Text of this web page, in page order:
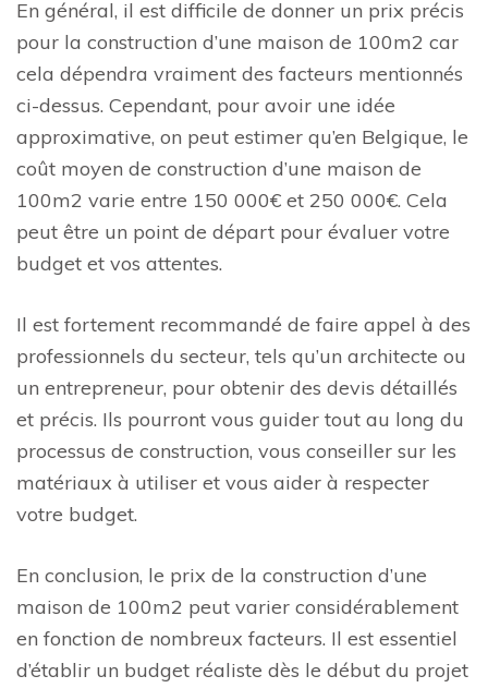
En général, il est difficile de donner un prix précis
pour la construction d’une maison de 100m2 car
cela dépendra vraiment des facteurs mentionnés
ci-dessus. Cependant, pour avoir une idée
approximative, on peut estimer qu’en Belgique, le
coût moyen de construction d’une maison de
100m2 varie entre 150 000€ et 250 000€. Cela
peut être un point de départ pour évaluer votre
budget et vos attentes.
Il est fortement recommandé de faire appel à des
professionnels du secteur, tels qu’un architecte ou
un entrepreneur, pour obtenir des devis détaillés
et précis. Ils pourront vous guider tout au long du
processus de construction, vous conseiller sur les
matériaux à utiliser et vous aider à respecter
votre budget.
En conclusion, le prix de la construction d’une
maison de 100m2 peut varier considérablement
en fonction de nombreux facteurs. Il est essentiel
d’établir un budget réaliste dès le début du projet